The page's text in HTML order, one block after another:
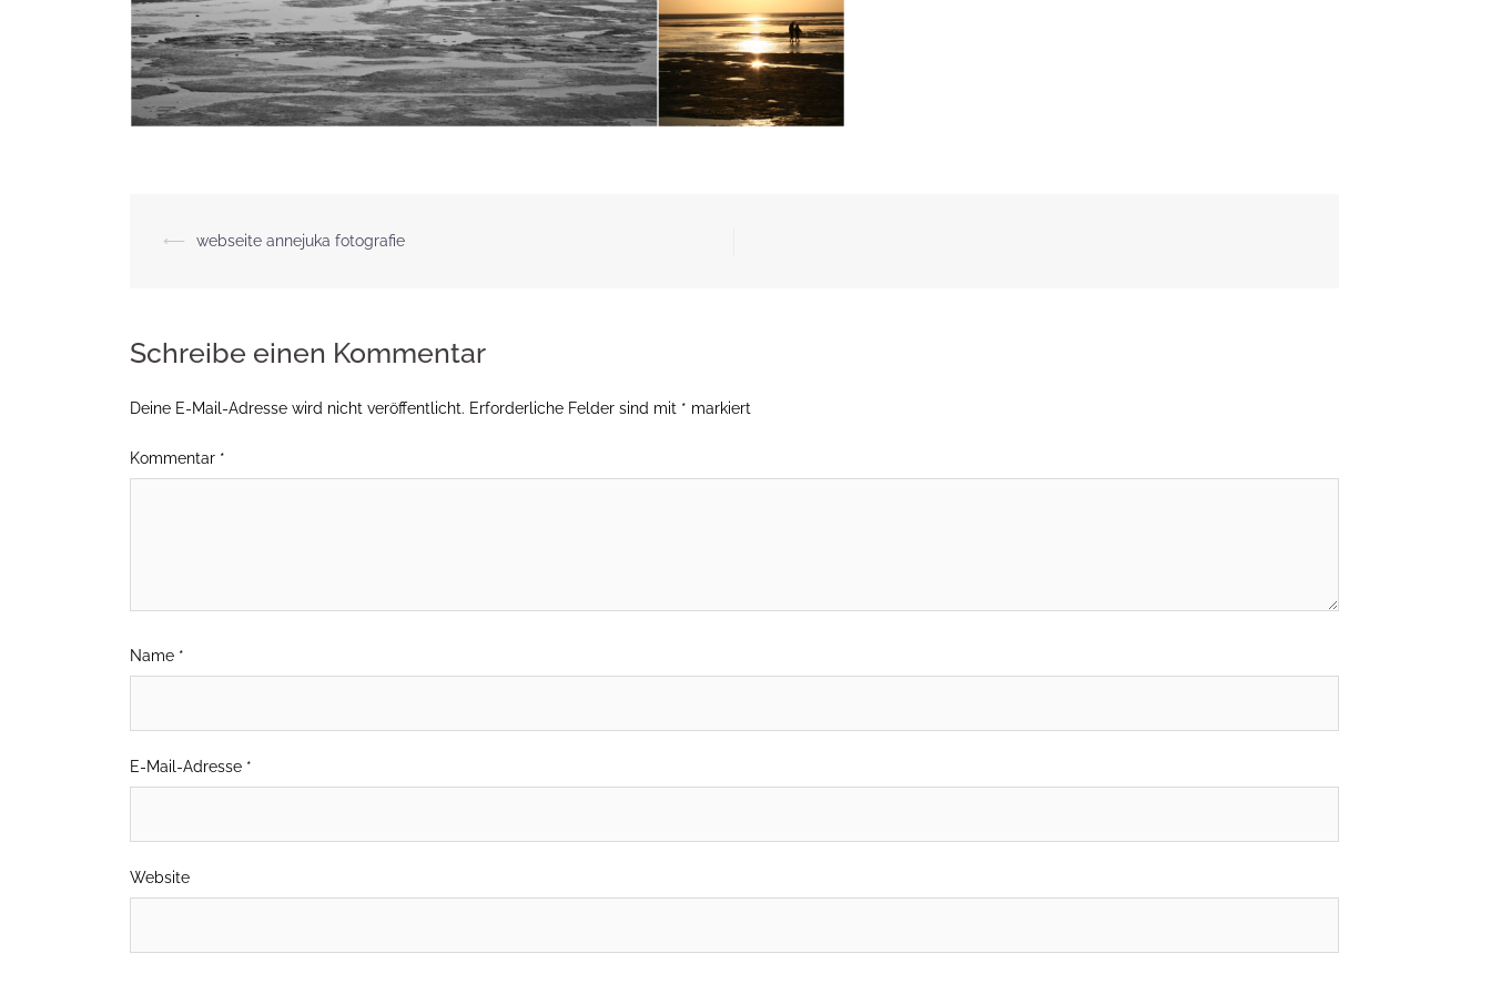
Beitragsnavigation
⟵ webseite annejuka fotografie
Schreibe einen Kommentar
Deine E-Mail-Adresse wird nicht veröffentlicht. Erforderliche Felder sind mit * markiert
Kommentar *
Name *
E-Mail-Adresse *
Website